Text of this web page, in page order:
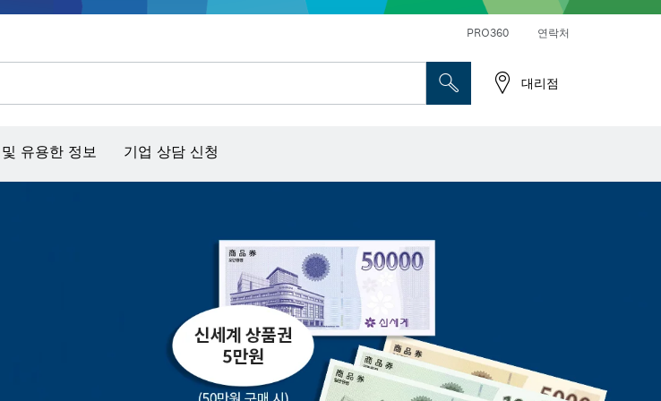
PRO360 연락처
대리점
유용한 정보 기업 상담 신청